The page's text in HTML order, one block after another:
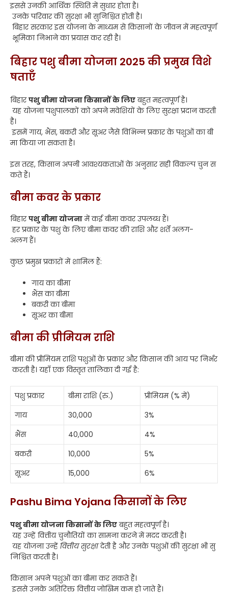
इससे उनकी आर्थिक स्थिति में सुधार होता है।
उनके परिवार की सुरक्षा भी सुनिश्चित होती है।
बिहार सरकार इस योजना के माध्यम से किसानों के जीवन में महत्वपूर्ण
भूमिका निभाने का प्रयास कर रही है।
बिहार पशु बीमा योजना 2025 की प्रमुख विशे
षताएँ
बिहारपशु बीमा योजना किसानों के लिएबहुत महत्वपूर्ण है।
यह योजना पशुपालकों को अपने मवेशियों के लिए सुरक्षा प्रदान करती
है।
इसमें गाय, भैंस, बकरी और सूअर जैसे विभिन्न प्रकार के पशुओं का बी
मा किया जा सकता है।
इस तरह, किसान अपनी आवश्यकताओं के अनुसार सही विकल्प चुन स
कते हैं।
बीमा कवर के प्रकार
बिहारपशु बीमा योजनामें कई बीमा कवर उपलब्ध हैं।
हर प्रकार के पशु के लिए बीमा कवर की राशि और शर्तें अलग-
अलग हैं।
कुछ प्रमुख प्रकारों में शामिल हैं:
गाय का बीमा
भैंस का बीमा
बकरी का बीमा
सूअर का बीमा
बीमा की प्रीमियम राशि
बीमा की प्रीमियम राशि पशुओं के प्रकार और किसान की आय पर निर्भर
करती है। यहाँ एक विस्तृत तालिका दी गई है:
पशु प्रकार बीमा राशि (रु.)
प्रीमियम (% में)
गाय
30,000
3%
भैंस
40,000
4%
बकरी
10,000
5%
सूअर
15,000 6%
Pashu Bima Yojana किसानों के लिए
पशु बीमा योजना किसानों के लिएबहुत महत्वपूर्ण है।
यह उन्हें वित्तीय चुनौतियों का सामना करने में मदद करती है।
यह योजना उन्हें वित्तीय सुरक्षादेती है और उनके पशुओं की सुरक्षा भी सु
निश्चित करती है।
किसान अपने पशुओं का बीमा कर सकते हैं।
इससे उनके अतिरिक्त वित्तीय जोखिम कम हो जाते हैं।